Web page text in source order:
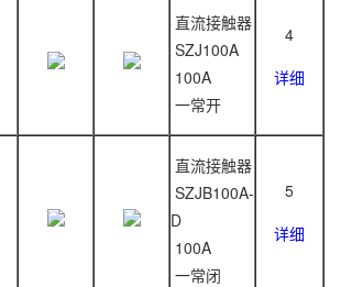
直流接触器
SZJ100A
100A
一常开
4
详细
直流接触器
SZJB100A-
D
100A
一常闭
5
详细